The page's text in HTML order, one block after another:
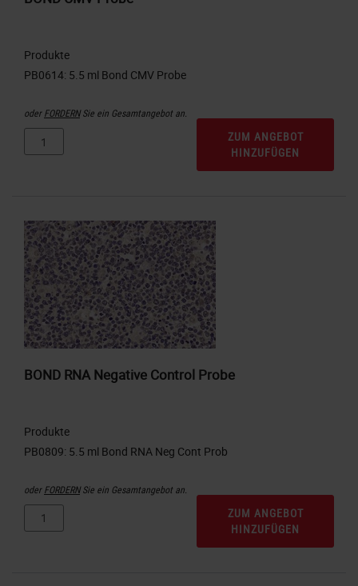
Produkte
oderFORDERNSie ein Gesamtangebot an.
ZUM ANGEBOT
HINZUFÜGEN
BOND RNA Negative Control Probe
Produkte
oderFORDERNSie ein Gesamtangebot an.
ZUM ANGEBOT
HINZUFÜGEN